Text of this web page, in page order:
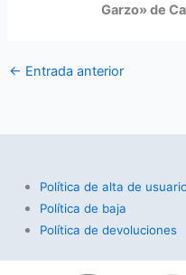
Garzo» de
← Entrada anterior
Política de alta de
Política de baja
Política de devoluciones